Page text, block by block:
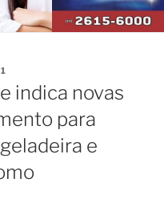
indica novas
para
e